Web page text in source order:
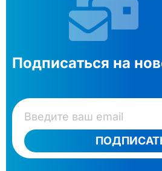
Подписаться на